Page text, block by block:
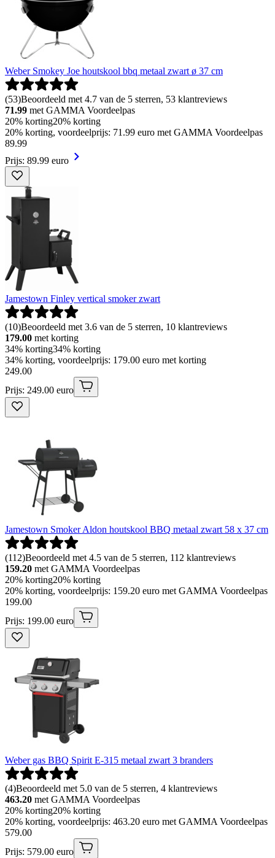
Weber Smokey Joe houtskool bbq metaal zwart ø 37 cm
(53)Beoordeeld met 4.7 van de 5 sterren, 53 klantreviews
71.99 met GAMMA Voordeelpas
20% korting20% korting
20% korting, voordeelprijs: 71.99 euro met GAMMA Voordeelpas
89.99
Prijs: 89.99 euro
Jamestown Finley vertical smoker zwart
(10)Beoordeeld met 3.6 van de 5 sterren, 10 klantreviews
179.00 met korting
34% korting34% korting
34% korting, voordeelprijs: 179.00 euro met korting
249.00
Prijs: 249.00 euro
Jamestown Smoker Aldon houtskool BBQ metaal zwart 58 x 37 cm
(112)Beoordeeld met 4.5 van de 5 sterren, 112 klantreviews
159.20 met GAMMA Voordeelpas
20% korting20% korting
20% korting, voordeelprijs: 159.20 euro met GAMMA Voordeelpas
199.00
Prijs: 199.00 euro
Weber gas BBQ Spirit E-315 metaal zwart 3 branders
(4)Beoordeeld met 5.0 van de 5 sterren, 4 klantreviews
463.20 met GAMMA Voordeelpas
20% korting20% korting
20% korting, voordeelprijs: 463.20 euro met GAMMA Voordeelpas
579.00
Prijs: 579.00 euro